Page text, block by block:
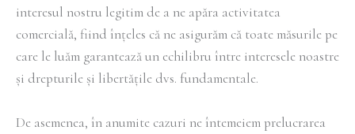
interesul nostru legitim de a ne apăra activitatea
comercială, fiind înțeles că ne asigurăm că toate măsurile pe
care le luăm garantează un echilibru între interesele noastre
și drepturile și libertățile dvs. fundamentale.
De asemenea, în anumite cazuri ne întemeiem prelucrarea